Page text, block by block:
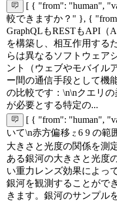
[ { "from": "human",
較できますか？" }, {
GraphQLもRESTもAPI（
を構築し、相互作用する
らは異なるソフトウェア
ント（ウェブやモバイル
ー間の通信手段として機
の比較です：\n\nクエリ
が必要とする特定の...
[ { "from": "human",
いて\n赤方偏移 𝑧 6 9 の
大きさと光度の関係を測
ある銀河の大きさと光度
い重力レンズ効果によっ
銀河を観測することがで
きます。銀河のサンプル